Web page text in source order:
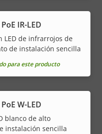
IR-LED
LED de infrarrojos de
de instalación sencilla
para este producto
W-LED
blanco de alto
instalación sencilla